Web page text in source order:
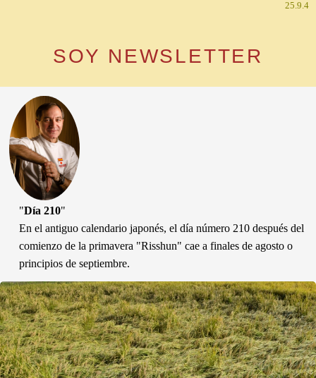
25.9.4
SOY NEWSLETTER
"Día 210"
En el antiguo calendario japonés, el día número 210 después del
comienzo de la primavera "Risshun" cae a finales de agosto o
principios de septiembre.